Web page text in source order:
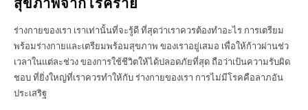
สุขภาพจากโรคร้าย
ร่างกายของเรา เราเท่านั้นที่จะรู้ดี ที่สุดว่าเราควรต้องทำอะไร การเตรียม
พร้อมร่างกายและเตรียมพร้อมสุขภาพ ของเราอยู่เสมอ เพื่อให้ก้าวผ่านช่ว
เวลาในแต่ละช่วง ของการใช้ชีวิตให้ได้ปลอดภัยที่สุด ถือว่าเป้นความรับผิด
ชอบ ที่ยิ่งใหญ่ที่เราควรทำให้กับ ร่างกายของเรา การไม่มีโรคคือลาภอัน
ประเสริฐ